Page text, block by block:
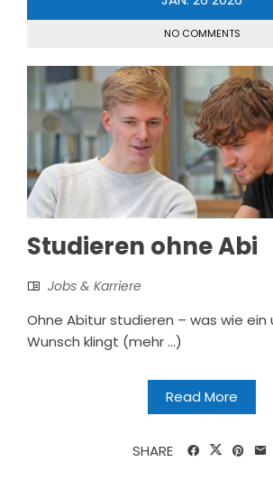
NO COMMENTS
Studieren ohne Abi
Jobs & Karriere
Ohne Abitur studieren – was wie ein
Wunsch klingt (mehr …)
Read More
SHARE